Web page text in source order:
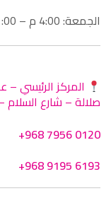
الجمعة: 4:00 م – 1:00 ص
المركز الرئيسي –
صلالة – شارع
+968 7956 0120
+968 9195 6193